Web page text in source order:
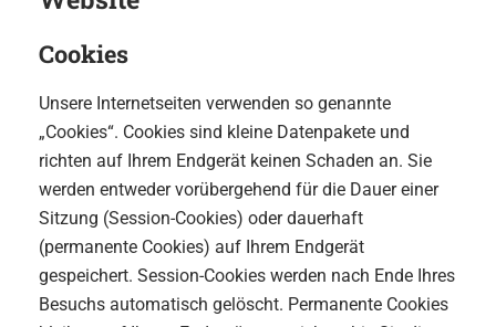
Cookies
Unsere Internetseiten verwenden so genannte
„Cookies“. Cookies sind kleine Datenpakete und
richten auf Ihrem Endgerät keinen Schaden an. Sie
werden entweder vorübergehend für die Dauer einer
Sitzung (Session-Cookies) oder dauerhaft
(permanente Cookies) auf Ihrem Endgerät
gespeichert. Session-Cookies werden nach Ende Ihres
Besuchs automatisch gelöscht. Permanente Cookies